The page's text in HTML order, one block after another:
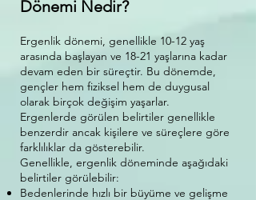
Dönemi Nedir?
Ergenlik dönemi, genellikle 10-12 yaş
arasında başlayan ve 18-21 yaşlarına kadar
devam eden bir süreçtir. Bu dönemde,
gençler hem fiziksel hem de duygusal
olarak birçok değişim yaşarlar.
Ergenlerde görülen belirtiler genellikle
benzerdir ancak kişilere ve süreçlere göre
farklılıklar da gösterebilir.
Genellikle, ergenlik döneminde aşağıdaki
belirtiler görülebilir:
Bedenlerinde hızlı bir büyüme ve gelişme